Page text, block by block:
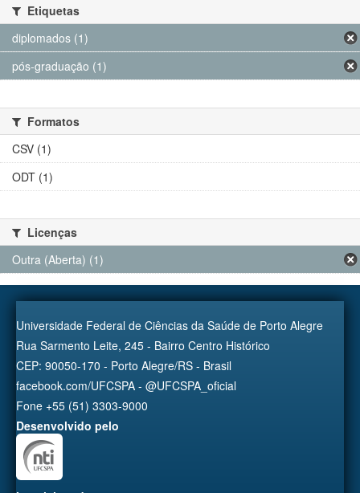
Etiquetas
diplomados (1)
pós-graduação (1)
Formatos
CSV (1)
ODT (1)
Licenças
Outra (Aberta) (1)
Universidade Federal de Ciências da Saúde de Porto Alegre
Rua Sarmento Leite, 245 - Bairro Centro Histórico
CEP: 90050-170 - Porto Alegre/RS - Brasil
facebook.com/UFCSPA - @UFCSPA_oficial
Fone +55 (51) 3303-9000
Desenvolvido pelo